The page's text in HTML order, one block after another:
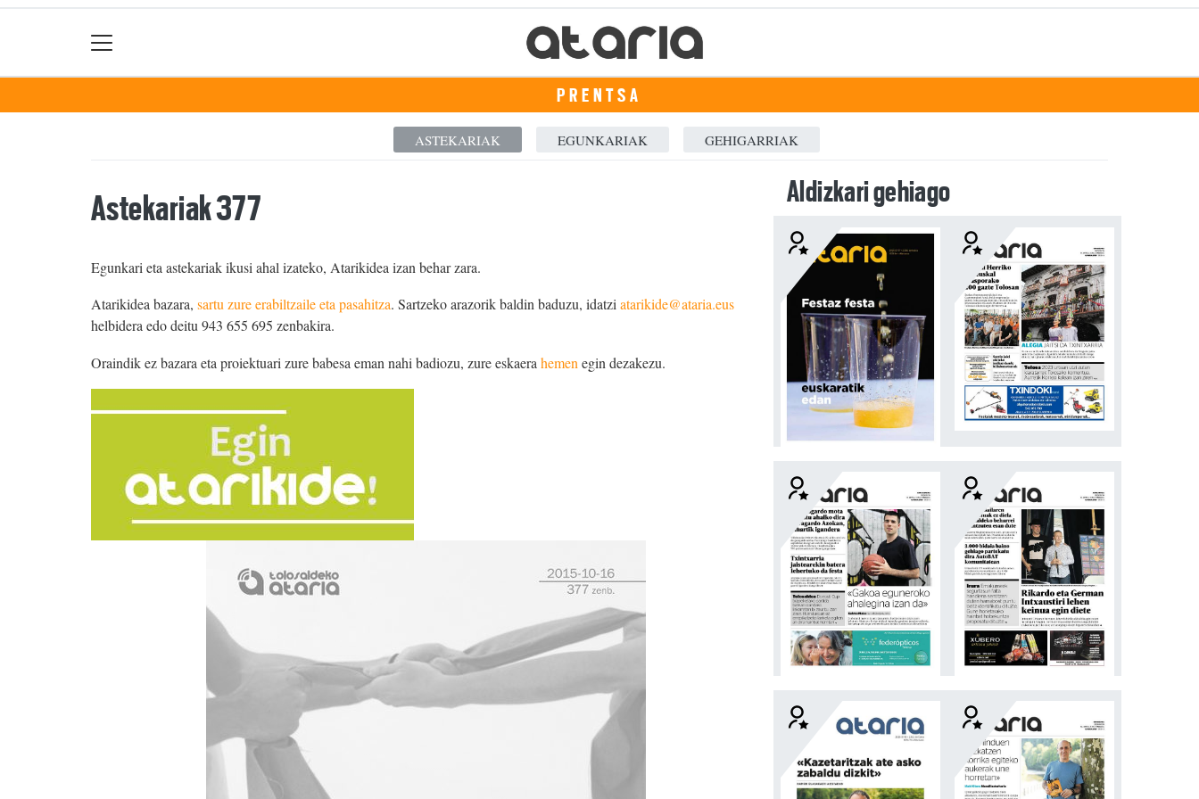
PRENTSA
ASTEKARIAK EGUNKARIAK GEHIGARRIAK
Astekariak 377
Egunkari eta astekariak ikusi ahal izateko, Atarikidea izan behar zara.
Atarikidea bazara, sartu zure erabiltzaile eta pasahitza. Sartzeko arazorik baldin baduzu, idatziatarikide@ataria.eus
helbidera edo deitu 943 655 695 zenbakira.
Oraindik ez bazara eta proiektuari zure babesa eman nahi badiozu, zure eskaera hemen egin dezakezu.
Aldizkari gehiago